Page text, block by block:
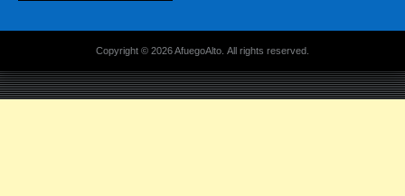
Copyright © 2026 AfuegoAlto. All rights reserved.